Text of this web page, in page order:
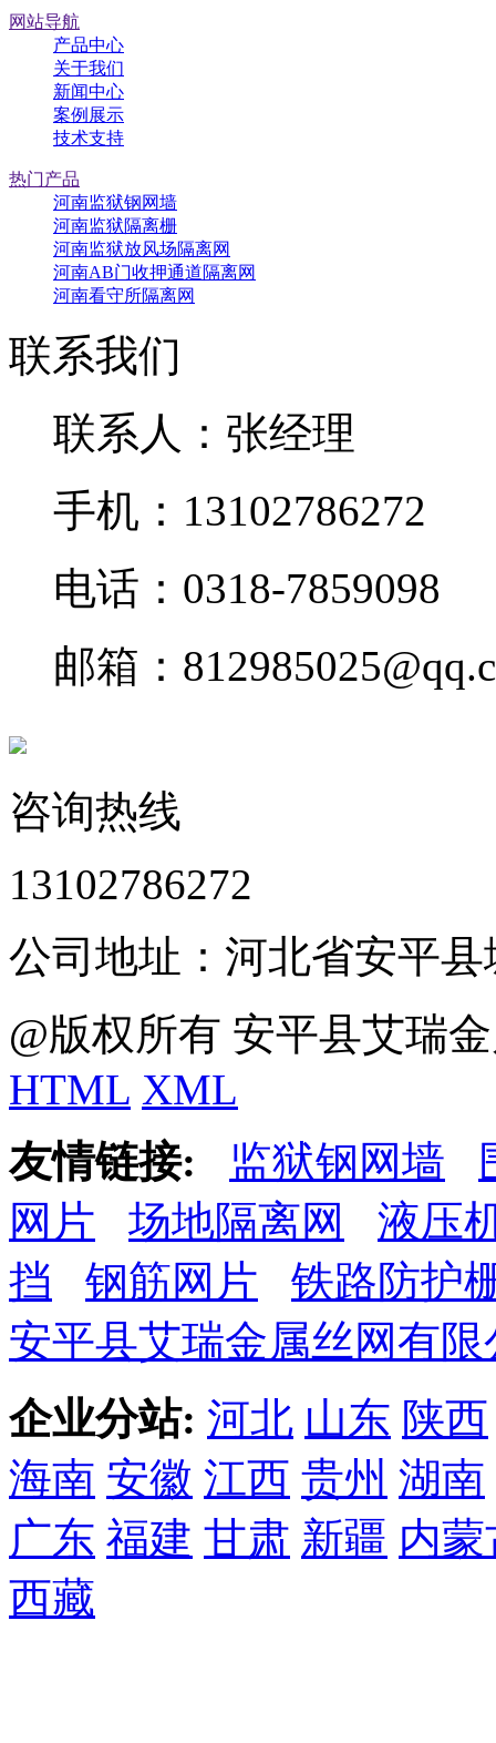
网站导航
产品中心
关于我们
新闻中心
案例展示
技术支持
热门产品
河南监狱钢网墙
河南监狱隔离栅
河南监狱放风场隔离网
河南AB门收押通道隔离网
河南看守所隔离网
联系我们
联系人：张经理
手机：13102786272
电话：0318-7859098
邮箱：
咨询热线
13102786272
公司地址：河北省安平
@版权所有 安平县艾瑞
HTML XML
友情链接:
监狱钢网墙
网片
场地隔离网
液压
挡
钢筋网片
铁路防护
安平县艾瑞金属丝网有限
企业分站: 河北 山东 陕西
海南 安徽 江西 贵州 湖南
广东 福建 甘肃 新疆 内蒙
西藏